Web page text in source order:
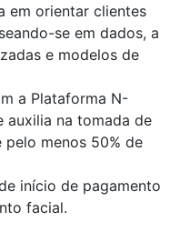
em orientar clientes
se em dados, a
e modelos de
a Plataforma N-
auxilia na tomada de
menos 50% de
início de pagamento
facial.